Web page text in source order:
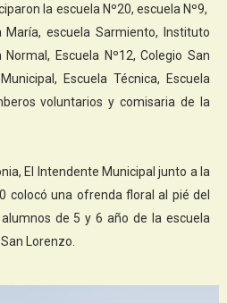
la escuela Nº20, escuela Nº9,
María, escuela Sarmiento, Instituto
Normal, Escuela Nº12, Colegio San
Escuela Técnica, Escuela
voluntarios y comisaria de la
El Intendente Municipal junto a la
colocó una ofrenda floral al pié del
de 5 y 6 año de la escuela
Lorenzo.